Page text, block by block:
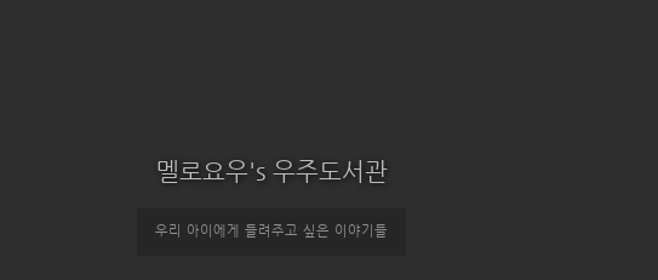
멜로요우's 우주도서관
우리 아이에게 들려주고 싶은 이야기들